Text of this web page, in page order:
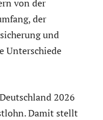
von der
der
und
Unterschiede
2026
Damit stellt